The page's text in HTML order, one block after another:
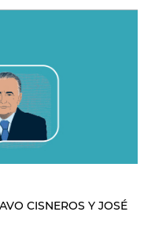
CISNEROS Y JOSÉ